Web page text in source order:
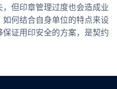
但印章管理过度也会造成业
何结合自身单位的特点来设
证用印安全的方案，是契约